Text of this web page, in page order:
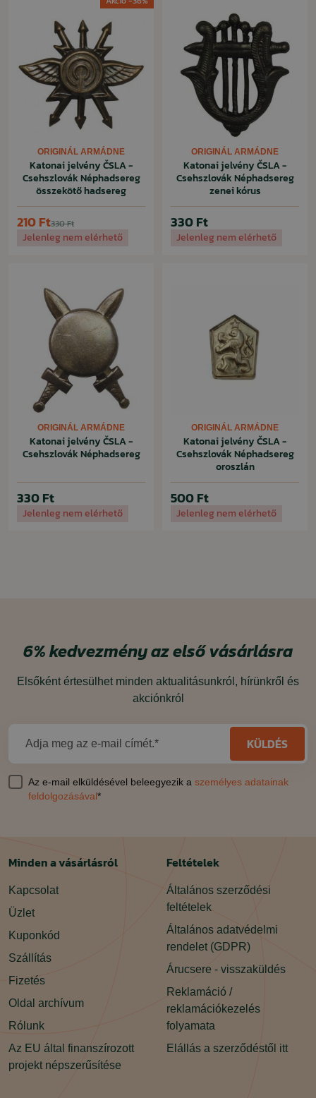
ORIGINÁL ARMÁDNE
Katonai jelvény ČSLA -
Csehszlovák Néphadsereg
összekötő hadsereg
330 Ft
210 Ft
Jelenleg nem elérhető
ORIGINÁL ARMÁDNE
Katonai jelvény ČSLA -
Csehszlovák Néphadsereg
zenei kórus
330 Ft
Jelenleg nem elérhető
ORIGINÁL ARMÁDNE
Katonai jelvény ČSLA -
Csehszlovák Néphadsereg
330 Ft
Jelenleg nem elérhető
ORIGINÁL ARMÁDNE
Katonai jelvény ČSLA -
Csehszlovák Néphadsereg
oroszlán
500 Ft
Jelenleg nem elérhető
6%kedvezményaz első vásárlásra
Elsőként értesülhet minden aktualitásunkról, hírünkről és
akciónkról
Adja meg az e-mail címét.* KÜLDÉS
Az e-mail elküldésével beleegyezik a személyes adatainak
feldolgozásával*
Minden a vásárlásról
Kapcsolat
Üzlet
Kuponkód
Szállítás
Fizetés
Oldal archívum
Rólunk
Az EU által finanszírozott
projekt népszerűsítése
Feltételek
Általános szerződési
feltételek
Általános adatvédelmi
rendelet (GDPR)
Árucsere - visszaküldés
Reklamáció /
reklamációkezelés
folyamata
Elállás a szerződéstől itt